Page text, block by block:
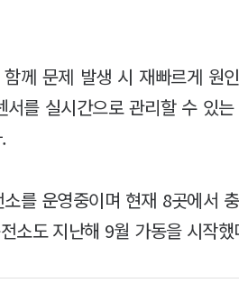
께 문제 발생 시 재빠르게 원
를 실시간으로 관리할 수 있는
를 운영중이며 현재 8곳에서
소도 지난해 9월 가동을 시작했